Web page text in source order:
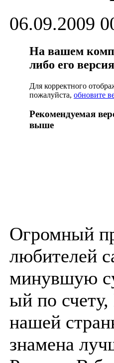
06.09.2009
На вашем
либо его
Для корректного
пожалуйста, обновите
Рекомендуемая
выше
Огромный
любителей
минувшую
ый по
нашей
знамена